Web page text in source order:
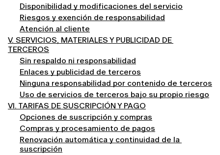
Disponibilidad y modificaciones del servicio
Riesgos y exención de responsabilidad
Atención al cliente
V. SERVICIOS, MATERIALES Y PUBLICIDAD DE
TERCEROS
Sin respaldo ni responsabilidad
Enlaces y publicidad de terceros
Ninguna responsabilidad por contenido de terceros
Uso de servicios de terceros bajo su propio riesgo
VI. TARIFAS DE SUSCRIPCIÓN Y PAGO
Opciones de suscripción y compras
Compras y procesamiento de pagos
Renovación automática y continuidad de la
suscripción